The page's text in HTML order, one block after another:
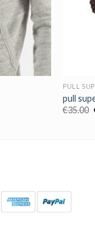
PULL
pull
€35.00